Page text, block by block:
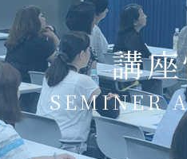
講
SEMINER